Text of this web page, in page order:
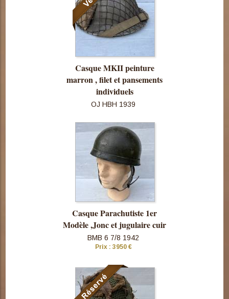
cette pièce
Casque MKII peinture
marron , filet et pansements
individuels
OJ HBH 1939
cette pièce
Casque Parachutiste 1er
Modèle ,Jonc et jugulaire cuir
BMB 6 7/8 1942
Prix : 3950 €